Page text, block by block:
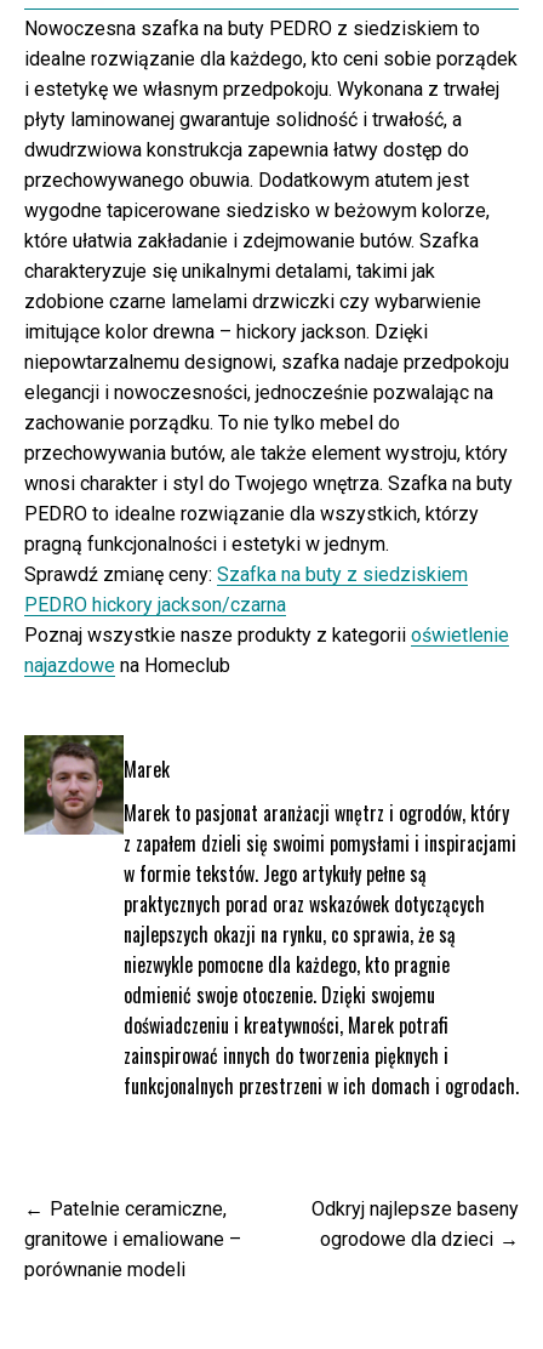
Nowoczesna szafka na buty PEDRO z siedziskiem to
idealne rozwiązanie dla każdego, kto ceni sobie porządek
i estetykę we własnym przedpokoju. Wykonana z trwałej
płyty laminowanej gwarantuje solidność i trwałość, a
dwudrzwiowa konstrukcja zapewnia łatwy dostęp do
przechowywanego obuwia. Dodatkowym atutem jest
wygodne tapicerowane siedzisko w beżowym kolorze,
które ułatwia zakładanie i zdejmowanie butów. Szafka
charakteryzuje się unikalnymi detalami, takimi jak
zdobione czarne lamelami drzwiczki czy wybarwienie
imitujące kolor drewna – hickory jackson. Dzięki
niepowtarzalnemu designowi, szafka nadaje przedpokoju
elegancji i nowoczesności, jednocześnie pozwalając na
zachowanie porządku. To nie tylko mebel do
przechowywania butów, ale także element wystroju, który
wnosi charakter i styl do Twojego wnętrza. Szafka na buty
PEDRO to idealne rozwiązanie dla wszystkich, którzy
pragną funkcjonalności i estetyki w jednym.
Sprawdź zmianę ceny: Szafka na buty z siedziskiem
PEDRO hickory jackson/czarna
Poznaj wszystkie nasze produkty z kategorii oświetlenie
najazdowe na Homeclub
Marek
Marek to pasjonat aranżacji wnętrz i ogrodów, który
z zapałem dzieli się swoimi pomysłami i inspiracjami
w formie tekstów. Jego artykuły pełne są
praktycznych porad oraz wskazówek dotyczących
najlepszych okazji na rynku, co sprawia, że są
niezwykle pomocne dla każdego, kto pragnie
odmienić swoje otoczenie. Dzięki swojemu
doświadczeniu i kreatywności, Marek potrafi
zainspirować innych do tworzenia pięknych i
funkcjonalnych przestrzeni w ich domach i ogrodach.
Nawigacja
wpisu
Patelnie ceramiczne,
granitowe i emaliowane –
porównanie modeli
Odkryj najlepsze baseny
ogrodowe dla dzieci